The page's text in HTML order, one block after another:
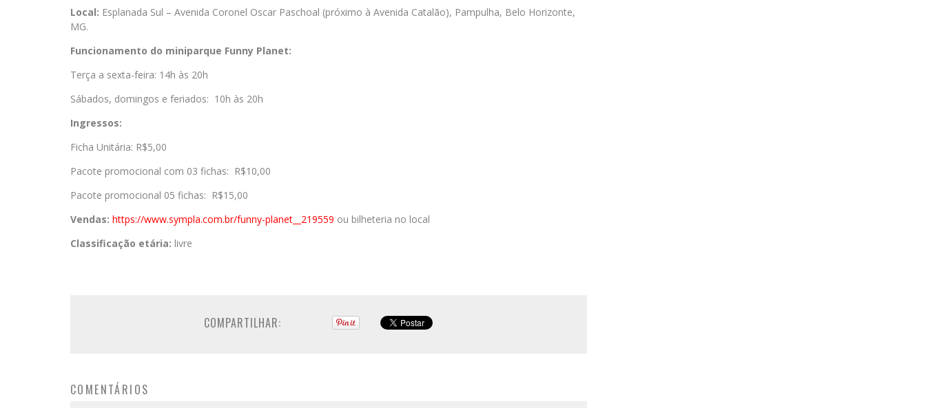
Local: Esplanada Sul – Avenida Coronel Oscar Paschoal (próximo à Avenida Catalão), Pampulha, Belo Horizonte,
MG.
Funcionamento do miniparque Funny Planet:
Terça a sexta-feira: 14h às 20h
Sábados, domingos e feriados: 10h às 20h
Ingressos:
Ficha Unitária: R$5,00
Pacote promocional com 03 fichas: R$10,00
Pacote promocional 05 fichas: R$15,00
Vendas: https://www.sympla.com.br/funny-planet__219559 ou bilheteria no local
Classificação etária: livre
COMPARTILHAR:
COMENTÁRIOS